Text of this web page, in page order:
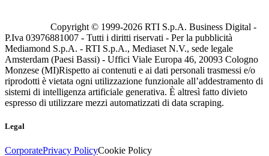
Copyright © 1999-2026 RTI S.p.A. Business Digital -
P.Iva 03976881007 - Tutti i diritti riservati - Per la pubblicità
Mediamond S.p.A. - RTI S.p.A., Mediaset N.V., sede legale
Amsterdam (Paesi Bassi) - Uffici Viale Europa 46, 20093 Cologno
Monzese (MI)Rispetto ai contenuti e ai dati personali trasmessi e/o
riprodotti è vietata ogni utilizzazione funzionale all’addestramento di
sistemi di intelligenza artificiale generativa. È altresì fatto divieto
espresso di utilizzare mezzi automatizzati di data scraping.
Legal
CorporatePrivacy PolicyCookie Policy